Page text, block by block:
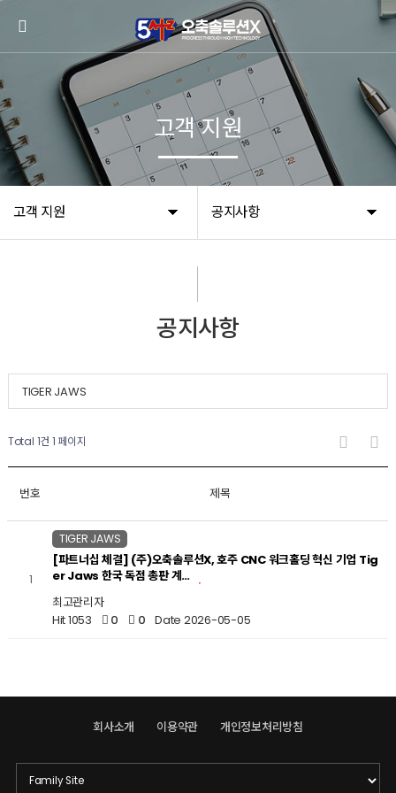
고객 지원 공지사항
고객 지원
공지사항
TIGER JAWS
Total 1건 1 페이지
번호 제목
1
TIGER JAWS
[파트너십 체결] (주)오축솔루션X, 호주 CNC 워크홀딩 혁신 기업 Tig
er Jaws 한국 독점 총판 계…
최고관리자
Hit 1053
0 0 Date 2026-05-05
회사소개 이용약관 개인정보처리방침